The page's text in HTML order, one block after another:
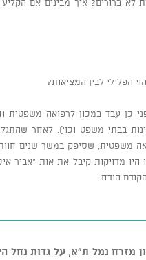
הפלילי לבין המציאות?
לרפואה משפטית מזה כ-3 שנים, לפני כן עבד במכון
בבתי משפט וכו'). לאחר
משפטית, שסיפק במשך שנים חוות
מדויקות קיבל את אות "אביר
המזרח, בצפון מזרח נמל ת"א, על גדות